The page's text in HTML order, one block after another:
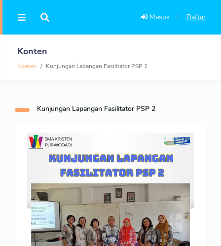
Masuk | Daftar
Konten
Konten Kunjungan Lapangan Fasilitator PSP 2
Kunjungan Lapangan Fasilitator PSP 2